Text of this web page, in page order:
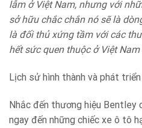
lẫm ở Việt Nam, nhưng với
sở hữu chắc chắn nó sẽ là
là đối thủ xứng tầm với các
hết sức quen thuộc ở Việt
Lịch sử hình thành và phát triển
Nhắc đến thương hiệu Bentley
ngay đến những chiếc xe ô tô